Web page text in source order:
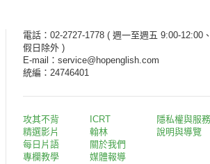
電話：02-2727-1778 ( 週一至週五 9:00-12:00
假日除外 )
E-mail：service@hopenglish.com
統編：24746401
攻其不背
精選影片
每日片語
專欄教學
ICRT
翰林
關於我們
媒體報導
隱私權與服
說明與導覽